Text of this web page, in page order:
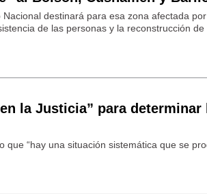
destinará para esa zona afectada
de las personas y la reconstrucción de
la Justicia” para determinar
que “hay una situación sistemática que se